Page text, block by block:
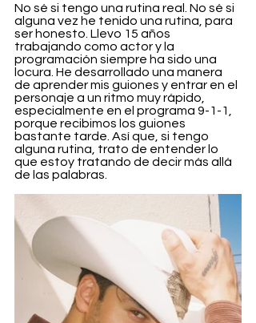
No sé si tengo una rutina real. No sé si
alguna vez he tenido una rutina, para
ser honesto. Llevo 15 años
trabajando como actor y la
programación siempre ha sido una
locura. He desarrollado una manera
de aprender mis guiones y entrar en el
personaje a un ritmo muy rápido,
especialmente en el programa 9-1-1,
porque recibimos los guiones
bastante tarde. Así que, si tengo
alguna rutina, trato de entender lo
que estoy tratando de decir más allá
de las palabras.